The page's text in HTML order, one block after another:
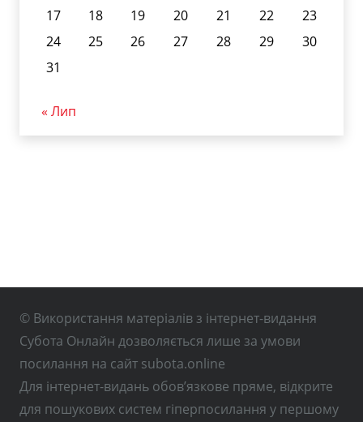
17
18 19 20 21 22
23
24
25 26 27 28 29
30
31
« Лип
© Використання матеріалів з інтернет-видання
Субота Онлайн дозволяється лише за умови
посилання на сайт subota.online
Для інтернет-видань обов’язкове пряме, відкрите
для пошукових систем гіперпосилання у першому